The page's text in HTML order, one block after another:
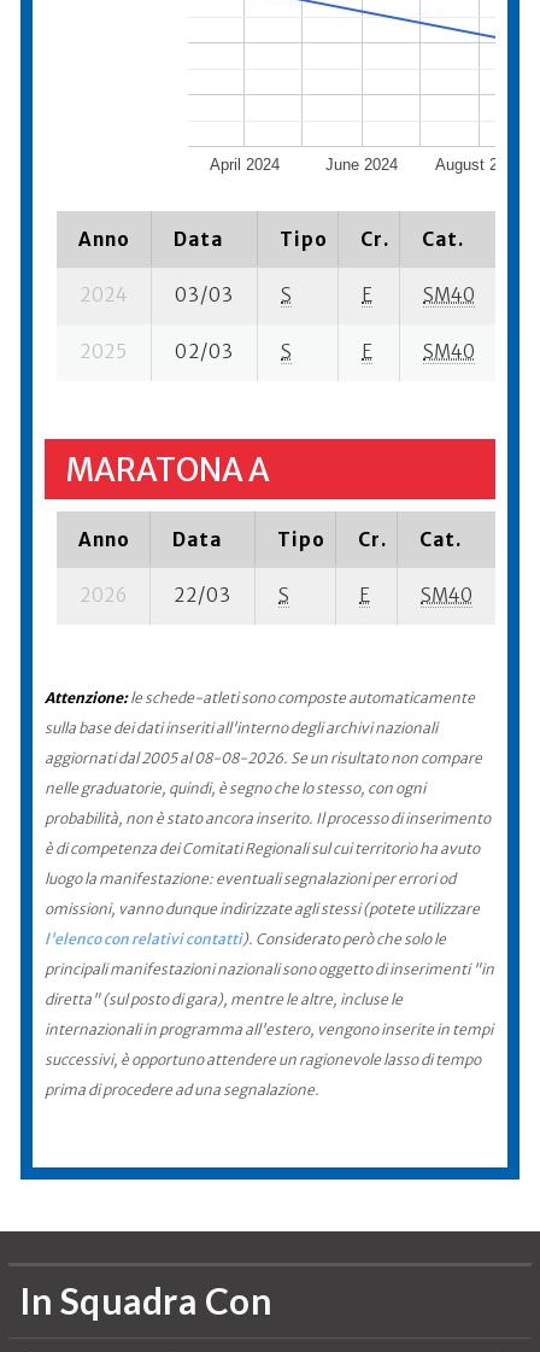
April 2024 June 2024 August 2024
Anno Data Tipo Cr. Cat.
2024 03/03 S E SM40
2025 02/03 S E SM40
MARATONA A
Anno Data Tipo Cr. Cat.
2026 22/03 S E SM40
Attenzione:le schede-atleti sono composte automaticamente
sulla base dei dati inseriti all'interno degli archivi nazionali
aggiornati dal 2005 al 08-08-2026. Se un risultato non compare
nelle graduatorie, quindi, è segno che lo stesso, con ogni
probabilità, non è stato ancora inserito. Il processo di inserimento
è di competenza dei Comitati Regionali sul cui territorio ha avuto
luogo la manifestazione: eventuali segnalazioni per errori od
omissioni, vanno dunque indirizzate agli stessi (potete utilizzare
l'elenco con relativi contatti). Considerato però che solo le
principali manifestazioni nazionali sono oggetto di inserimenti "in
diretta" (sul posto di gara), mentre le altre, incluse le
internazionali in programma all'estero, vengono inserite in tempi
successivi, è opportuno attendere un ragionevole lasso di tempo
prima di procedere ad una segnalazione.
In Squadra Con